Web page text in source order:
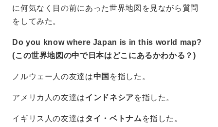
に何気なく目の前にあった世界地図を見ながら質問
をしてみた。
Do you know where Japan is in this world map?
(この世界地図の中で日本はどこにあるかわかる ？)
ノルウェー人の友達は中国 を指した。
アメリカ人の友達はインドネシアを指した。
イギリス人の友達はタイ・ベトナムを指した。